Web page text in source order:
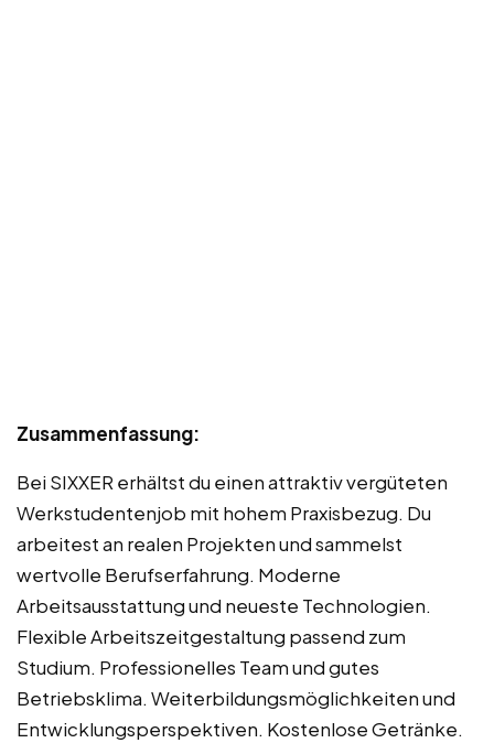
Zusammenfassung:
Bei SIXXER erhältst du einen attraktiv vergüteten
Werkstudentenjob mit hohem Praxisbezug. Du
arbeitest an realen Projekten und sammelst
wertvolle Berufserfahrung. Moderne
Arbeitsausstattung und neueste Technologien.
Flexible Arbeitszeitgestaltung passend zum
Studium. Professionelles Team und gutes
Betriebsklima. Weiterbildungsmöglichkeiten und
Entwicklungsperspektiven. Kostenlose Getränke.